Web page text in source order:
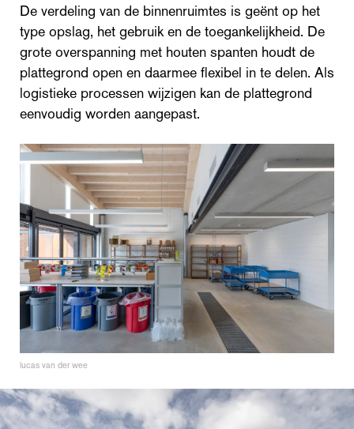
De verdeling van de binnenruimtes is geënt op het
type opslag, het gebruik en de toegankelijkheid. De
grote overspanning met houten spanten houdt de
plattegrond open en daarmee flexibel in te delen. Als
logistieke processen wijzigen kan de plattegrond
eenvoudig worden aangepast.
lucas van der wee